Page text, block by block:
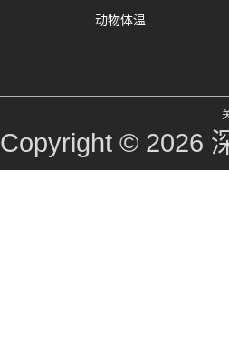
动物体温
Copyright © 2026